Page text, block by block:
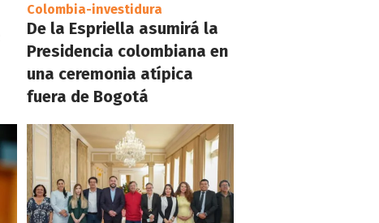
Colombia-investidura
De la Espriella asumirá la
Presidencia colombiana en
una ceremonia atípica
fuera de Bogotá